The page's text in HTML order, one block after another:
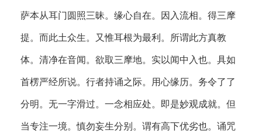
萨本从耳门圆照三昧。缘心自在。因入流相。得三摩
提。而此土众生。又惟耳根为最利。所谓此方真教
体。清净在音闻。欲取三摩地。实以闻中入也。具如
首楞严经所说。行者持诵之际。用心缘历。务令了了
分明。无一字滑过。一念相应处。即是妙观成就。但
当专注一境。慎勿妄生分别。谓有高下优劣也。诵咒